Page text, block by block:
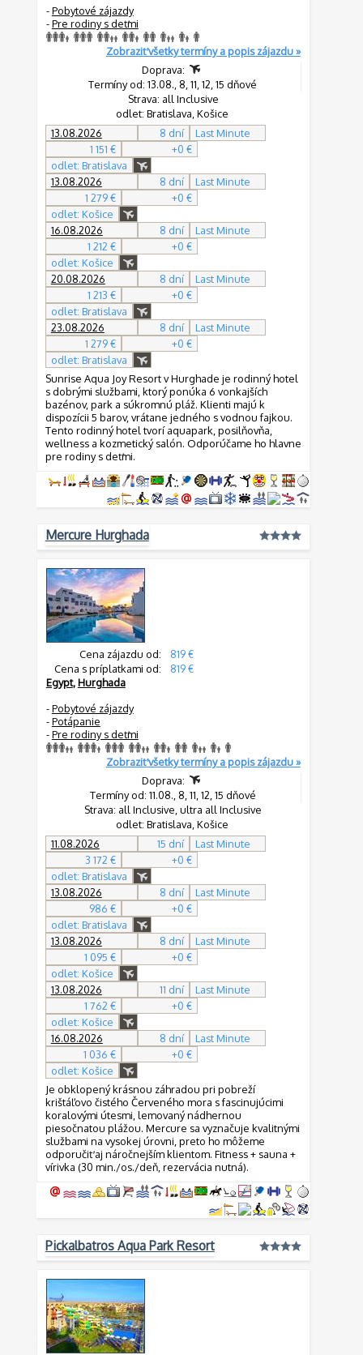
-Pobytové zájazdy
-Pre rodiny s deťmi
Zobraziť všetky termíny a popis zájazdu »
Doprava:
Termíny od: 13.08., 8, 11, 12, 15 dňové
Strava: all Inclusive
odlet: Bratislava, Košice
13.08.2026
8 dní
Last Minute
1 151 €
+0 €
odlet: Bratislava
13.08.2026
8 dní
Last Minute
1 279 €
+0 €
odlet: Košice
16.08.2026
8 dní
Last Minute
1 212 €
+0 €
odlet: Košice
20.08.2026
8 dní
Last Minute
1 213 €
+0 €
odlet: Bratislava
23.08.2026
8 dní
Last Minute
1 279 €
+0 €
odlet: Bratislava
Sunrise Aqua Joy Resort v Hurghade je rodinný hotel
s dobrými službami, ktorý ponúka 6 vonkajších
bazénov, park a súkromnú pláž. Klienti majú k
dispozícii 5 barov, vrátane jedného s vodnou fajkou.
Tento rodinný hotel tvorí aquapark, posilňovňa,
wellness a kozmetický salón. Odporúčame ho hlavne
pre rodiny s deťmi.
Mercure Hurghada
Cena zájazdu od:
819 €
Cena s príplatkami od:
819 €
Egypt,Hurghada
-Pobytové zájazdy
-Potápanie
-Pre rodiny s deťmi
Zobraziť všetky termíny a popis zájazdu »
Doprava:
Termíny od: 11.08., 8, 11, 12, 15 dňové
Strava: all Inclusive, ultra all Inclusive
odlet: Bratislava, Košice
11.08.2026
15 dní
Last Minute
3 172 €
+0 €
odlet: Bratislava
13.08.2026
8 dní
Last Minute
986 €
+0 €
odlet: Bratislava
13.08.2026
8 dní
Last Minute
1 095 €
+0 €
odlet: Košice
13.08.2026
11 dní
Last Minute
1 762 €
+0 €
odlet: Košice
16.08.2026
8 dní
Last Minute
1 036 €
+0 €
odlet: Košice
Je obklopený krásnou záhradou pri pobreží
krištáľovo čistého Červeného mora s fascinujúcimi
koralovými útesmi, lemovaný nádhernou
piesočnatou plážou. Mercure sa vyznačuje kvalitnými
službami na vysokej úrovni, preto ho môžeme
odporučiť aj náročnejším klientom. Fitness + sauna +
vírivka (30 min./os./deň, rezervácia nutná).
Pickalbatros Aqua Park Resort